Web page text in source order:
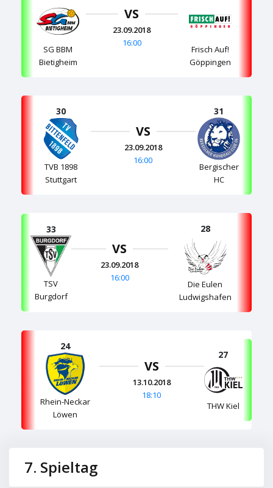
SG BBM
Bietigheim
VS
23.09.2018
16:00
Frisch Auf!
Göppingen
30
TVB 1898
Stuttgart
VS
23.09.2018
16:00
31
Bergischer
HC
33
TSV
Burgdorf
VS
23.09.2018
16:00
28
Die Eulen
Ludwigshafen
24
Rhein-Neckar
Löwen
VS
13.10.2018
18:10
27
THW Kiel
7. Spieltag